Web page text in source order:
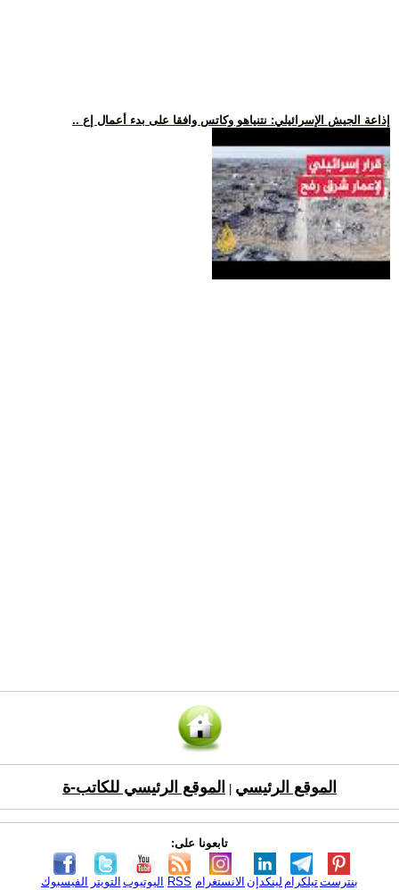
.. إذاعة الجيش الإسرائيلي: نتنياهو وكاتس وافقا على بدء أعمال إع
الموقع الرئيسي الموقع الرئيسي للكاتب-ة
تابعونا على:
الفيسبوك التويتر اليوتيوب RSS الانستغرام لينكدإن تيلكرامبنترست